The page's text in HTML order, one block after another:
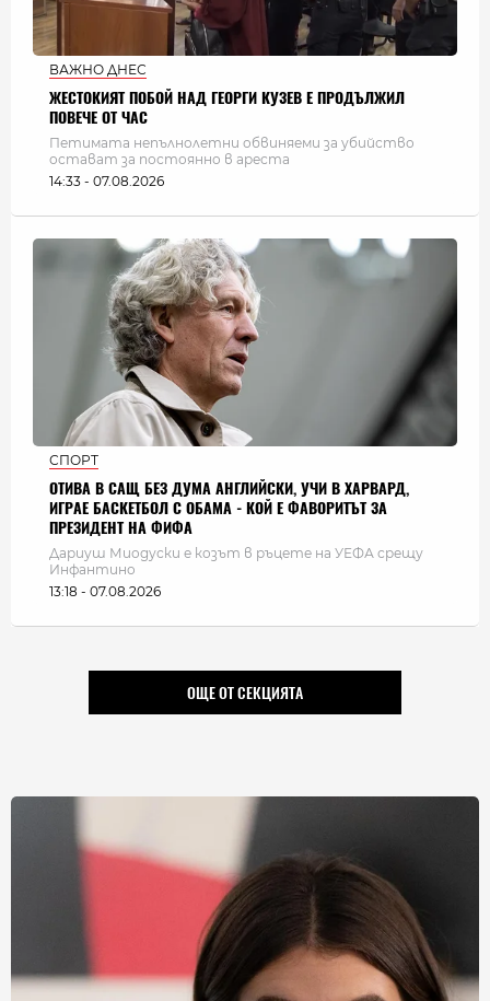
ВАЖНО ДНЕС
ЖЕСТОКИЯТ ПОБОЙ НАД ГЕОРГИ КУЗЕВ Е ПРОДЪЛЖИЛ
ПОВЕЧЕ ОТ ЧАС
Петимата непълнолетни обвиняеми за убийство
остават за постоянно в ареста
14:33 - 07.08.2026
СПОРТ
ОТИВА В САЩ БЕЗ ДУМА АНГЛИЙСКИ, УЧИ В ХАРВАРД,
ИГРАЕ БАСКЕТБОЛ С ОБАМА - КОЙ Е ФАВОРИТЪТ ЗА
ПРЕЗИДЕНТ НА ФИФА
Дариуш Миодуски е козът в ръцете на УЕФА срещу
Инфантино
13:18 - 07.08.2026
ОЩЕ ОТ СЕКЦИЯТА